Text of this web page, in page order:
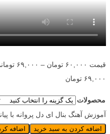
قیمت ۶۰,۰۰۰ تومان – ۶۹,۰۰۰ تومان
۶۹,۰۰۰ تومان
محصولات
آموزش آهنگ بنال ای دل پروانه با
اضافه کردن به سبد خرید اضافه